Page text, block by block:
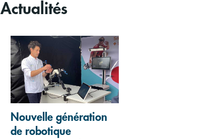
Actualités
Nouvelle génération
de robotique